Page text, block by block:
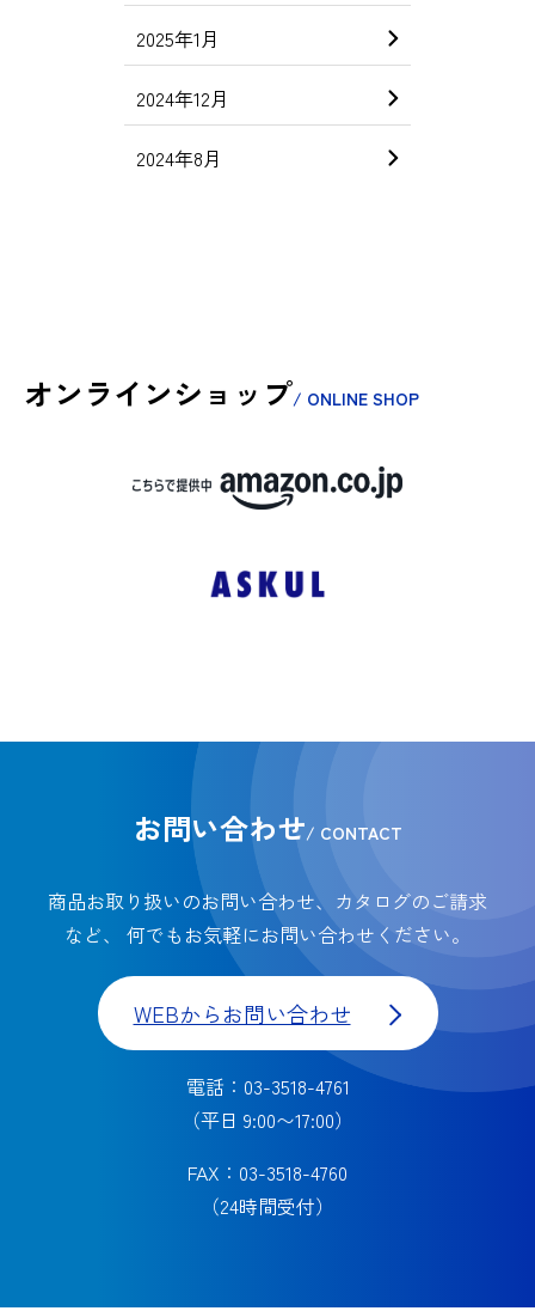
2025年1月
2024年12月
2024年8月
オンラインショップ/ ONLINE SHOP
お問い合わせ/ CONTACT
商品お取り扱いのお問い合わせ、カタログのご請求
など、
何でもお気軽にお問い合わせください。
WEBからお問い合わせ
電話：03-3518-4761
（平日 9:00〜17:00）
FAX：03-3518-4760
（24時間受付）